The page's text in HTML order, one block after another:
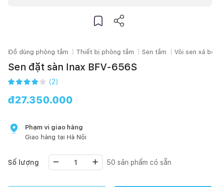
Đồ dùng phòng tắm Thiết bị phòng tắm Sen tắm Vòi sen xả
Sen đặt sàn Inax BFV-656S
(2)
đ27.350.000
Phạm vi giao hàng
Giao hàng tại Hà Nội
Số lượng 50 sản phẩm có sẵn